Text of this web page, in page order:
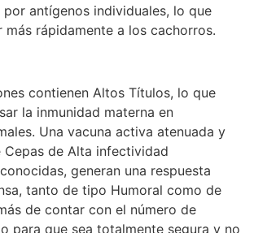
antígenos individuales, lo que
rápidamente a los cachorros.
contienen Altos Títulos, lo que
la inmunidad materna en
Una vacuna activa atenuada y
Cepas de Alta infectividad
generan una respuesta
tanto de tipo Humoral como de
de contar con el número de
para que sea totalmente segura y no